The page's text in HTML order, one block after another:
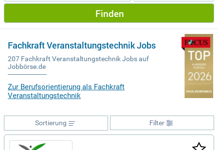
Finden
Fachkraft Veranstaltungstechnik Jobs
207 Fachkraft Veranstaltungstechnik Jobs auf
Jobbörse.de
Zur Berufsorientierung als Fachkraft
Veranstaltungstechnik
Filter
Sortierung